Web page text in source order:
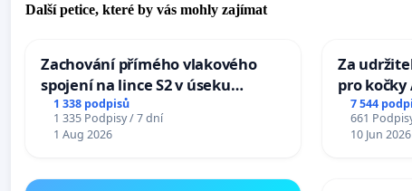
Další petice, které by vás mohly zajímat
Zachování přímého vlakového
spojení na lince S2 v úseku
Ostrava – Bohumín – Karviná –
Mosty u Jablunkova
1 338 podpisů
1 335 Podpisy / 7 dní
1 Aug 2026
Za
pro
7 544
661
10 Jun 2026